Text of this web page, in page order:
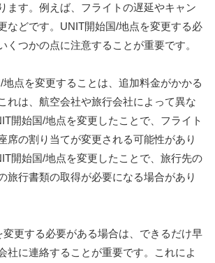
ます。例えば、フライトの遅延やキャン
などです。UNIT開始国/地点を変更する必
くつかの点に注意することが重要です。
地点を変更することは、追加料金がかかる
れは、航空会社や旅行会社によって異な
開始国/地点を変更したことで、フライト
席の割り当てが変更される可能性があり
開始国/地点を変更したことで、旅行先の
旅行書類の取得が必要になる場合があり
変更する必要がある場合は、できるだけ早
社に連絡することが重要です。これによ